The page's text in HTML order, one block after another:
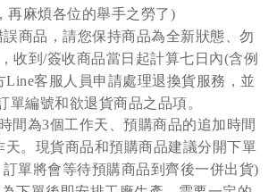
再麻煩各位的舉手之勞了)
誤商品，請您保持商品為全新狀態、勿
收到/簽收商品當日起計算七日內(含例
Line客服人員申請處理退換貨服務，並
單編號和欲退貨商品之品項。
間為3個工作天、預購商品的追加時間
天。現貨商品和預購商品建議分開下單
單將會等待預購商品到齊後一併出貨)